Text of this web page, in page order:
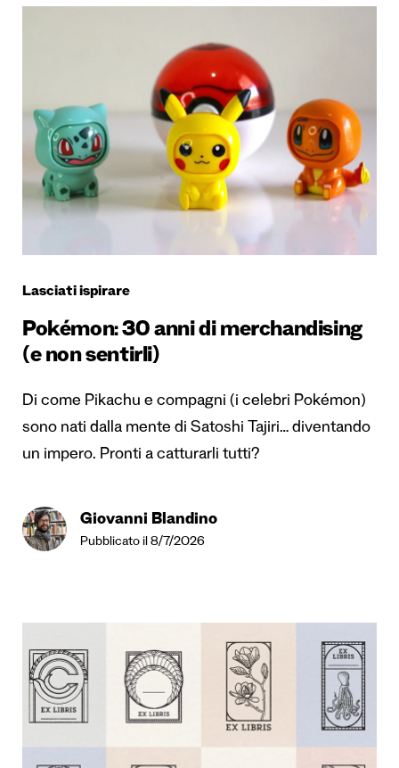
Lasciati ispirare
Pokémon: 30 anni di merchandising
(e non sentirli)
Di come Pikachu e compagni (i celebri Pokémon)
sono nati dalla mente di Satoshi Tajiri… diventando
un impero. Pronti a catturarli tutti?
Giovanni Blandino
Pubblicato il 8/7/2026